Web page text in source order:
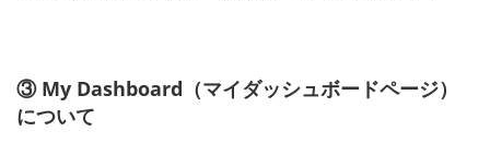
③ My Dashboard（マイダッシュボードページ）
について